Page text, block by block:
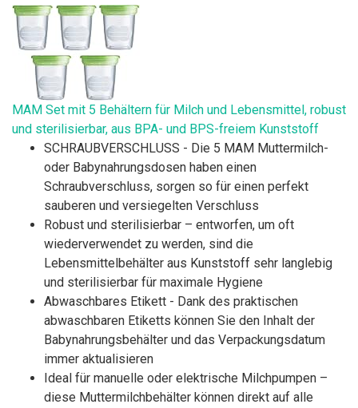
MAM Set mit 5 Behältern für Milch und Lebensmittel, robust
und sterilisierbar, aus BPA- und BPS-freiem Kunststoff
SCHRAUBVERSCHLUSS - Die 5 MAM Muttermilch-
oder Babynahrungsdosen haben einen
Schraubverschluss, sorgen so für einen perfekt
sauberen und versiegelten Verschluss
Robust und sterilisierbar – entworfen, um oft
wiederverwendet zu werden, sind die
Lebensmittelbehälter aus Kunststoff sehr langlebig
und sterilisierbar für maximale Hygiene
Abwaschbares Etikett - Dank des praktischen
abwaschbaren Etiketts können Sie den Inhalt der
Babynahrungsbehälter und das Verpackungsdatum
immer aktualisieren
Ideal für manuelle oder elektrische Milchpumpen –
diese Muttermilchbehälter können direkt auf alle